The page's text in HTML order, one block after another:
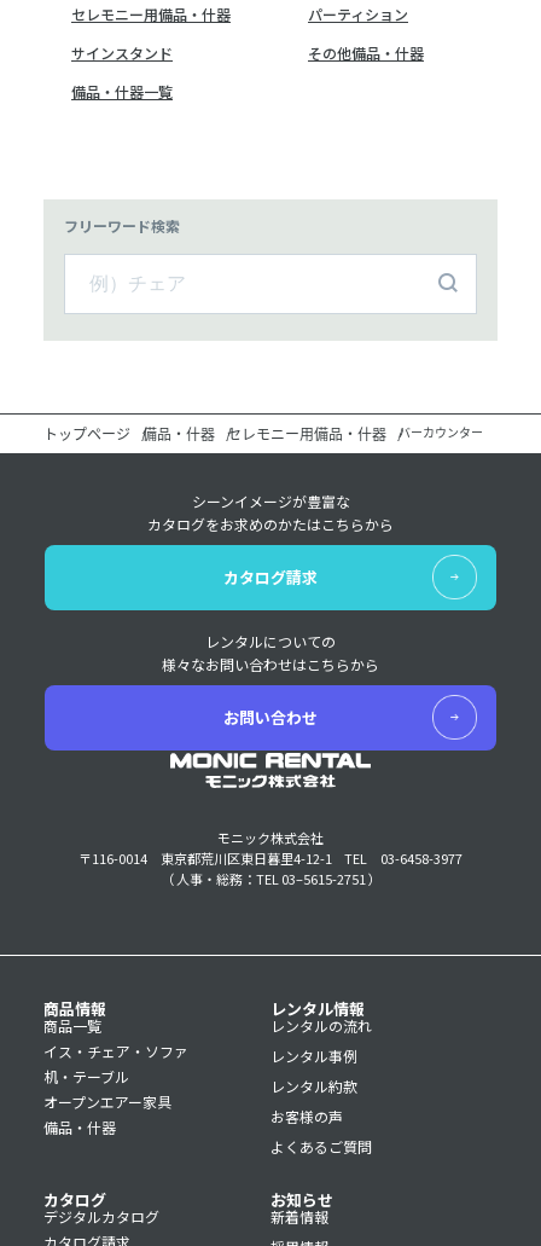
セレモニー用備品・什器
パーティション
サインスタンド
その他備品・什器
備品・什器一覧
フリーワード検索
トップページ 備品・什器 セレモニー用備品・什器 バーカウンター
モニック株式会社
〒116-0014 東京都荒川区東日暮里4-12-1
TEL 03-6458-3977
（ 人事・総務：TEL 03–5615-2751 ）
シーンイメージが豊富な
カタログをお求めのかたはこちらから
カタログ請求
レンタルについての
様々なお問い合わせはこちらから
お問い合わせ
商品情報
商品一覧
イス・チェア・ソファ
机・テーブル
オープンエアー家具
備品・什器
レンタル情報
レンタルの流れ
レンタル事例
レンタル約款
お客様の声
よくあるご質問
カタログ
デジタルカタログ
カタログ請求
お知らせ
新着情報